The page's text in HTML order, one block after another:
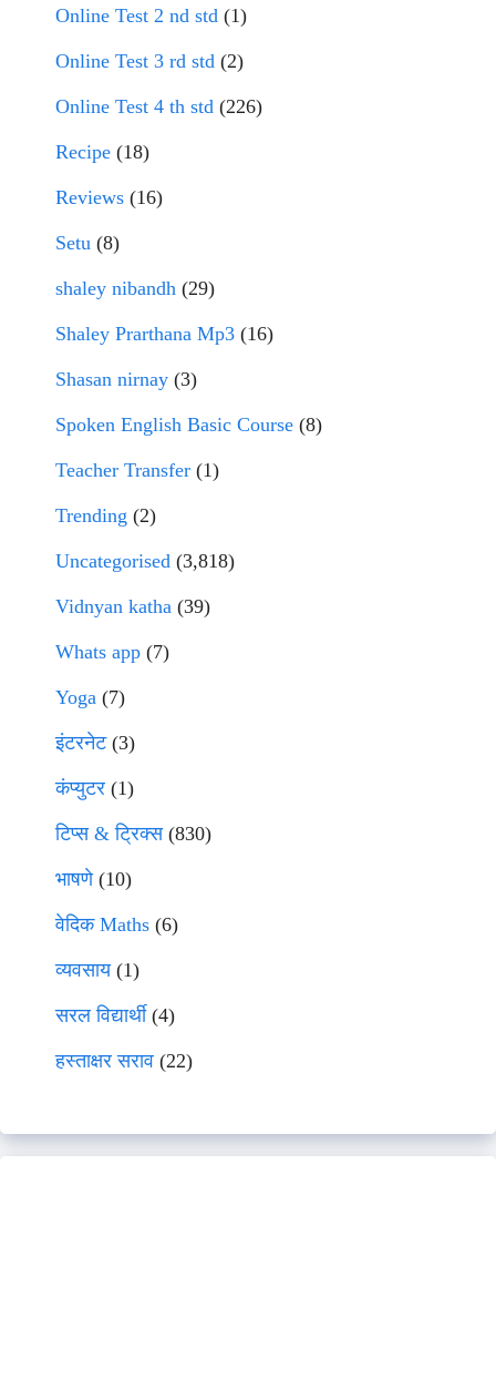
Online Test 2 nd std (1)
Online Test 3 rd std (2)
Online Test 4 th std (226)
Recipe (18)
Reviews (16)
Setu (8)
shaley nibandh (29)
Shaley Prarthana Mp3 (16)
Shasan nirnay (3)
Spoken English Basic Course (8)
Teacher Transfer (1)
Trending (2)
Uncategorised (3,818)
Vidnyan katha (39)
Whats app (7)
Yoga (7)
इंटरनेट(3)
कंप्युटर (1)
टिप्स & ट्रिक्स(830)
भाषणे(10)
वेदिक Maths (6)
व्यवसाय(1)
सरल विद्यार्थी(4)
हस्ताक्षर सराव (22)